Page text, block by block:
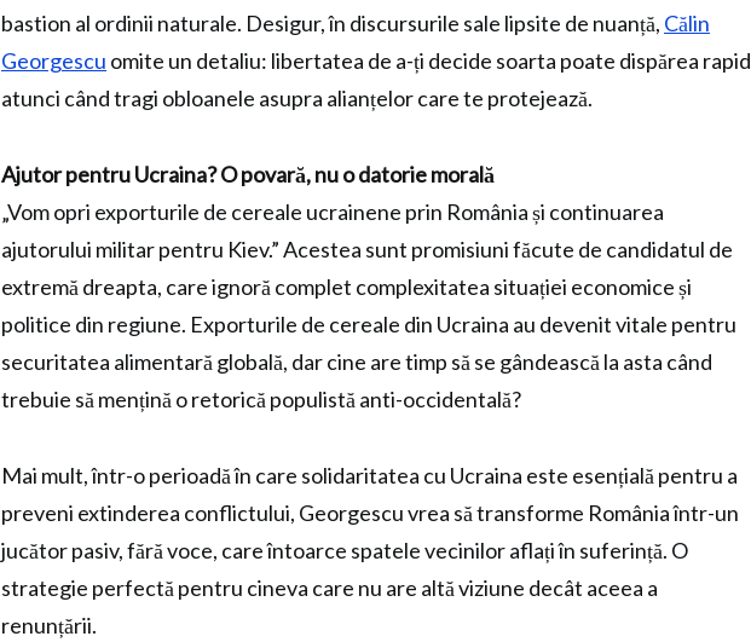
bastion al ordinii naturale. Desigur, în discursurile sale lipsite de nuanță, Călin
Georgescu omite un detaliu: libertatea de a-ți decide soarta poate dispărea rapid
atunci când tragi obloanele asupra alianțelor care te protejează.
Ajutor pentru Ucraina? O povară, nu o datorie morală
„Vom opri exporturile de cereale ucrainene prin România și continuarea
ajutorului militar pentru Kiev.” Acestea sunt promisiuni făcute de candidatul de
extremă dreapta, care ignoră complet complexitatea situației economice și
politice din regiune. Exporturile de cereale din Ucraina au devenit vitale pentru
securitatea alimentară globală, dar cine are timp să se gândească la asta când
trebuie să mențină o retorică populistă anti-occidentală?
Mai mult, într-o perioadă în care solidaritatea cu Ucraina este esențială pentru a
preveni extinderea conflictului, Georgescu vrea să transforme România într-un
jucător pasiv, fără voce, care întoarce spatele vecinilor aflați în suferință. O
strategie perfectă pentru cineva care nu are altă viziune decât aceea a
renunțării.